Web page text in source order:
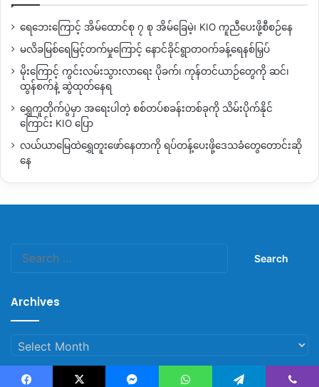
ရေဘေးကြောင့် အိမ်ထောင်စု ၇ စု အိမ်ခြေမဲ့၊ KIO ကူညီပေးဖို့စီစဉ်နေ
မလိခမြစ်ရေမြင့်တက်မှုကြောင့် နောင်ခိုင်ရွာတဝက်ခန့်ရေနစ်မြှပ်
မိုးကြောင့် ကွင်းလမ်းသွားလာရေး ပိုခက်၊ ကုန်တင်ယာဉ်တွေကို ဆင်၊
ထွန်စက်နဲ့ ဆွဲထုတ်နေရ
ရွှေကူတိုက်ပွဲမှာ အရေးပါတဲ့ စစ်တပ်စခန်းတစ်ခုကို သိမ်းပိုက်နိုင်
ကြောင်း KIO ပြော
လယ်ယာမြေထဲရွှေတူးဖော်နေတာကို ရပ်တန့်ပေးဖို့ဒေသခံတွေတောင်းဆို
နေ
Archives
Archives